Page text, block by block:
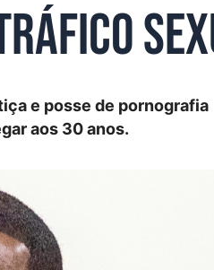
e posse de pornografia
aos 30 anos.